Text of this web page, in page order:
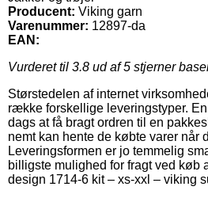
Producent: Viking garn
Varenummer: 12897-da
EAN:
Vurderet til 3.8 ud af 5 stjerner
Størstedelen af internet
række forskellige leveringstyper. En
dags at få bragt ordren til en
nemt kan hente de købte varer når
Leveringsformen er jo temmelig
billigste mulighed for fragt ved køb
design 1714-6 kit – xs-xxl – viking